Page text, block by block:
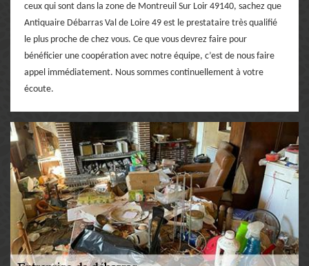
ceux qui sont dans la zone de Montreuil Sur Loir 49140, sachez que
Antiquaire Débarras Val de Loire 49 est le prestataire très qualifié
le plus proche de chez vous. Ce que vous devrez faire pour
bénéficier une coopération avec notre équipe, c’est de nous faire
appel immédiatement. Nous sommes continuellement à votre
écoute.